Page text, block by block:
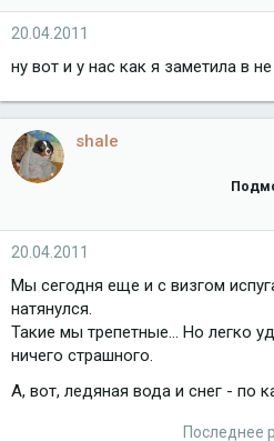
20.04.2011
ну вот и у нас как я заметила в
shale
20.04.2011
Мы сегодня еще и с визгом
натянулся.
Такие мы трепетные... Но легко
ничего страшного.
А, вот, ледяная вода и снег - по
Последнее